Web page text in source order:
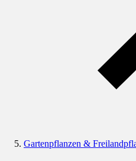
Gartenpflanzen &